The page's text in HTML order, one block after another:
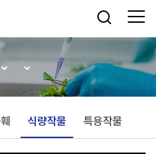
식량작물 특용작물